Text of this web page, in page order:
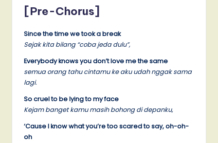
[Pre-Chorus]
Since the time we took a break
Sejak kita bilang “coba jeda dulu”,
Everybody knows you don’t love me the same
semua orang tahu cintamu ke aku udah nggak sama
lagi.
So cruel to be lying to my face
Kejam banget kamu masih bohong di depanku,
‘Cause I know what you’re too scared to say, oh-oh-
oh